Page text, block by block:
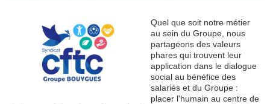
Quel que soit notre métier
au sein du Groupe, nous
partageons des valeurs
phares qui trouvent leur
application dans le dialogue
social au bénéfice des
salariés et du Groupe :
placer l'humain au centre de